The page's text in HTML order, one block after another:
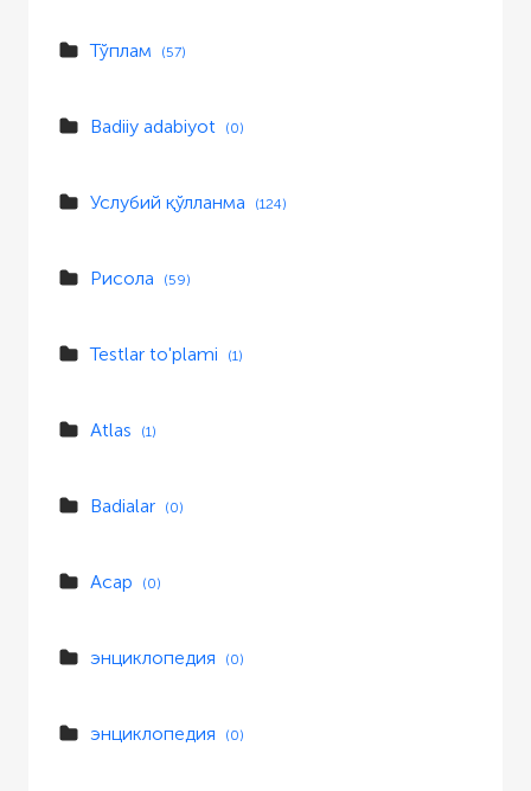
Тўплам (57)
Badiiy adabiyot (0)
Услубий қўлланма (124)
Рисола (59)
Testlar to'plami (1)
Atlas (1)
Badialar (0)
Асар (0)
энциклопедия (0)
энциклопедия (0)